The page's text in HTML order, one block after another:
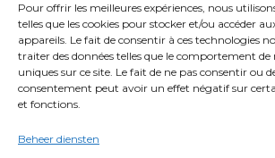
Pour offrir les meilleures expériences, nous
telles que les cookies pour stocker et/ou accéder
appareils. Le fait de consentir à ces technologies
traiter des données telles que le comportement
uniques sur ce site. Le fait de ne pas consentir ou
consentement peut avoir un effet négatif sur
et fonctions.
Beheer diensten
Auto
16 oktober 2024
Nieuwe functie van de Performance-
9 oktober 2024
Politique de confidentialité